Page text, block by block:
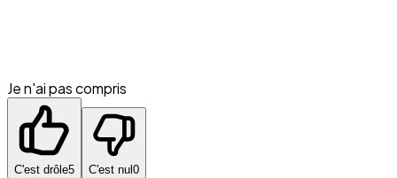
Je n'ai pas compris
C'est drôle5 C'est nul 0